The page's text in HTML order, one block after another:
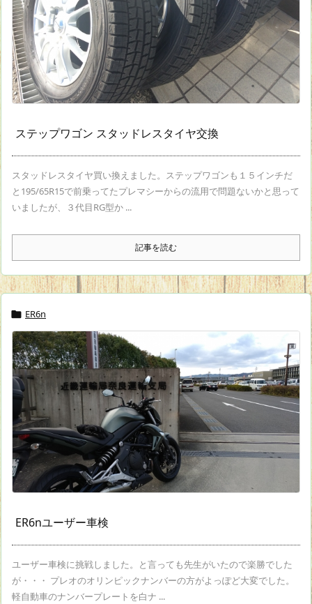
ステップワゴン スタッドレスタイヤ交換
スタッドレスタイヤ買い換えました。ステップワゴンも１５インチだ
と195/65R15で前乗ってたプレマシーからの流用で問題ないかと思って
いましたが、３代目RG型か ...
記事を読む
 ER6n
ER6nユーザー車検
ユーザー車検に挑戦しました。と言っても先生がいたので楽勝でした
が・・・ プレオのオリンピックナンバーの方がよっぽど大変でした。
軽自動車のナンバープレートを白ナ ...